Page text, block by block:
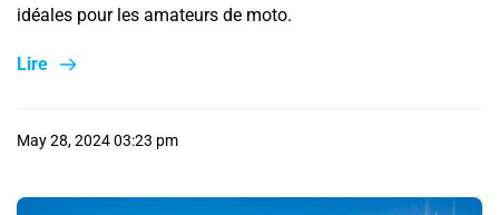
idéales pour les amateurs de moto.
Lire
May 28, 2024 03:23 pm